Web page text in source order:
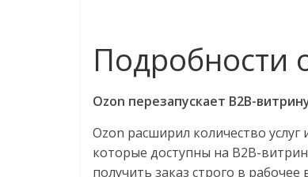
Подробности
Ozon перезапускает В2В-
Ozon расширил количество
которые доступны на B2B-
получить заказ строго в